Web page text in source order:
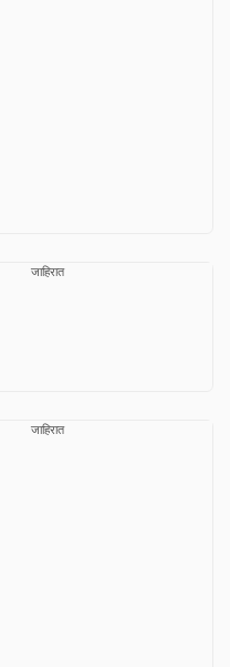
जाहिरात
जाहिरात